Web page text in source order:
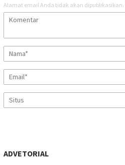
Alamat email Anda tidak akan dipublikasikan.
ADVETORIAL